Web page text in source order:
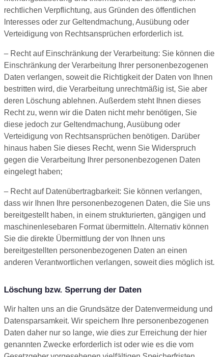
rechtlichen Verpflichtung, aus Gründen des öffentlichen
Interesses oder zur Geltendmachung, Ausübung oder
Verteidigung von Rechtsansprüchen erforderlich ist.
– Recht auf Einschränkung der Verarbeitung: Sie können die
Einschränkung der Verarbeitung Ihrer personenbezogenen
Daten verlangen, soweit die Richtigkeit der Daten von Ihnen
bestritten wird, die Verarbeitung unrechtmäßig ist, Sie aber
deren Löschung ablehnen. Außerdem steht Ihnen dieses
Recht zu, wenn wir die Daten nicht mehr benötigen, Sie
diese jedoch zur Geltendmachung, Ausübung oder
Verteidigung von Rechtsansprüchen benötigen. Darüber
hinaus haben Sie dieses Recht, wenn Sie Widerspruch
gegen die Verarbeitung Ihrer personenbezogenen Daten
eingelegt haben;
– Recht auf Datenübertragbarkeit: Sie können verlangen,
dass wir Ihnen Ihre personenbezogenen Daten, die Sie uns
bereitgestellt haben, in einem strukturierten, gängigen und
maschinenlesebaren Format übermitteln. Alternativ können
Sie die direkte Übermittlung der von Ihnen uns
bereitgestellten personenbezogenen Daten an einen
anderen Verantwortlichen verlangen, soweit dies möglich ist.
Löschung bzw. Sperrung der Daten
Wir halten uns an die Grundsätze der Datenvermeidung und
Datensparsamkeit. Wir speichern Ihre personenbezogenen
Daten daher nur so lange, wie dies zur Erreichung der hier
genannten Zwecke erforderlich ist oder wie es die vom